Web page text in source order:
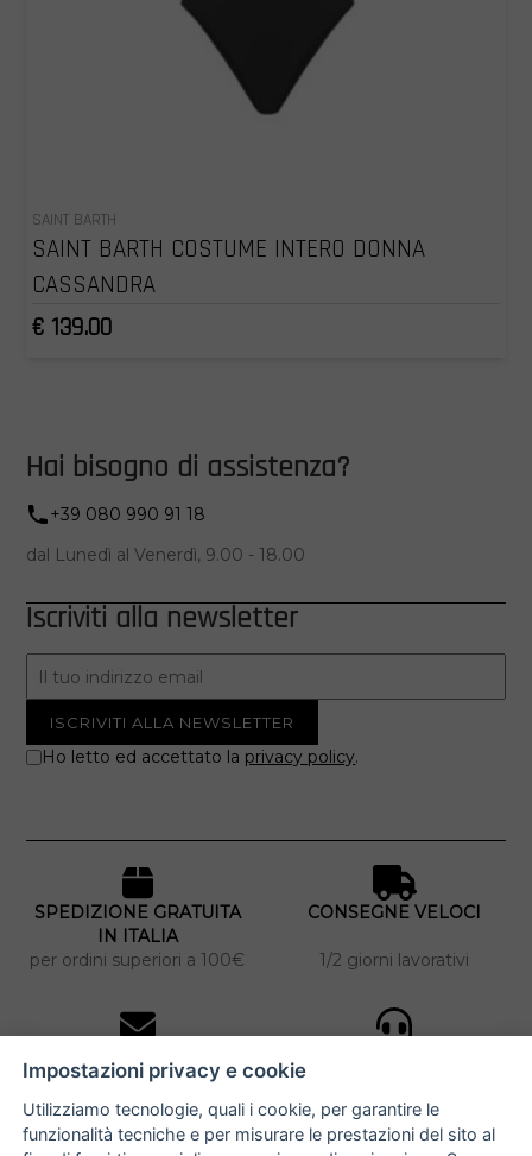
SAINT BARTH
SAINT BARTH COSTUME INTERO DONNA
CASSANDRA
€ 139.00
Hai bisogno di assistenza?
+39 080 990 91 18
dal Lunedì al Venerdì, 9.00 - 18.00
Iscriviti alla newsletter
Ho letto ed accettato la privacy policy.
SPEDIZIONE GRATUITA
IN ITALIA
per ordini superiori a 100€
CONSEGNE VELOCI
1/2 giorni lavorativi
iscriviti alla newsletter
per tutti gli ordini
Impostazioni privacy e cookie
Utilizziamo tecnologie, quali i cookie, per garantire le
funzionalità tecniche e per misurare le prestazioni del sito al